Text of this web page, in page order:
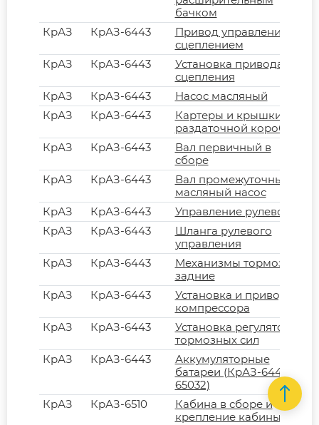
бачком
КрАЗ
КрАЗ-6443
Привод управления
сцеплением
КрАЗ
КрАЗ-6443
Установка привода
сцепления
КрАЗ
КрАЗ-6443
Насос масляный
КрАЗ
КрАЗ-6443
Картеры и крышки
раздаточной коробки
КрАЗ
КрАЗ-6443
Вал первичный в
сборе
КрАЗ
КрАЗ-6443
Вал промежуточный и
масляный насос
КрАЗ
КрАЗ-6443
Управление рулевое
КрАЗ
КрАЗ-6443
Шланга рулевого
управления
КрАЗ
КрАЗ-6443
Механизмы тормозные
задние
КрАЗ
КрАЗ-6443
Установка и привод
компрессора
КрАЗ
КрАЗ-6443
Установка регулятора
тормозных сил
КрАЗ
КрАЗ-6443
Аккумуляторные
батареи (КрАЗ-6443,
65032)
КрАЗ
КрАЗ-6510
Кабина в сборе и
крепление кабины